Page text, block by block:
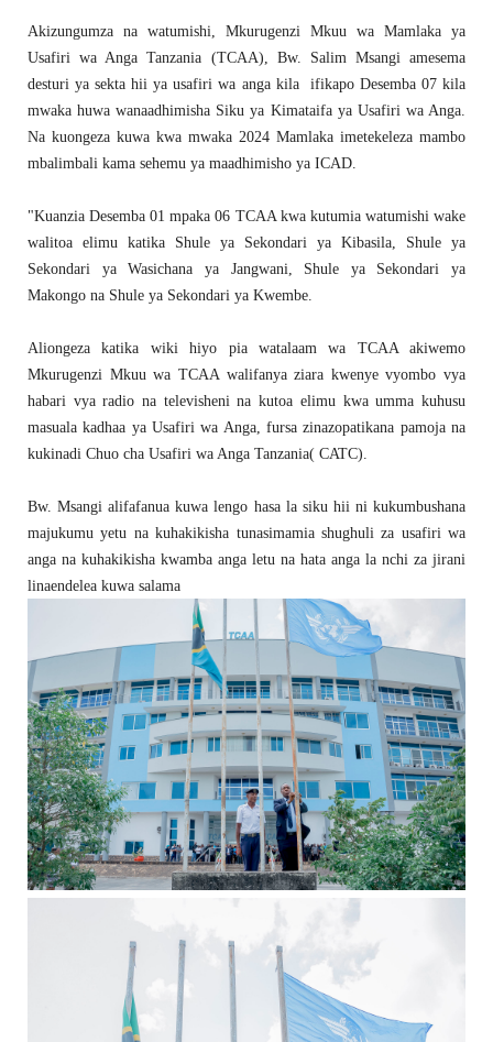
Akizungumza na watumishi, Mkurugenzi Mkuu wa Mamlaka ya
Usafiri wa Anga Tanzania (TCAA), Bw. Salim Msangi amesema
desturi ya sekta hii ya usafiri wa anga kila ifikapo Desemba 07 kila
mwaka huwa wanaadhimisha Siku ya Kimataifa ya Usafiri wa Anga.
Na kuongeza kuwa kwa mwaka 2024 Mamlaka imetekeleza mambo
mbalimbali kama sehemu ya maadhimisho ya ICAD.
"Kuanzia Desemba 01 mpaka 06 TCAA kwa kutumia watumishi wake
walitoa elimu katika Shule ya Sekondari ya Kibasila, Shule ya
Sekondari ya Wasichana ya Jangwani, Shule ya Sekondari ya
Makongo na Shule ya Sekondari ya Kwembe.
Aliongeza katika wiki hiyo pia watalaam wa TCAA akiwemo
Mkurugenzi Mkuu wa TCAA walifanya ziara kwenye vyombo vya
habari vya radio na televisheni na kutoa elimu kwa umma kuhusu
masuala kadhaa ya Usafiri wa Anga, fursa zinazopatikana pamoja na
kukinadi Chuo cha Usafiri wa Anga Tanzania( CATC).
Bw. Msangi alifafanua kuwa lengo hasa la siku hii ni kukumbushana
majukumu yetu na kuhakikisha tunasimamia shughuli za usafiri wa
anga na kuhakikisha kwamba anga letu na hata anga la nchi za jirani
linaendelea kuwa salama